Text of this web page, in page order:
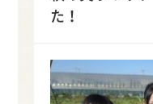
た！